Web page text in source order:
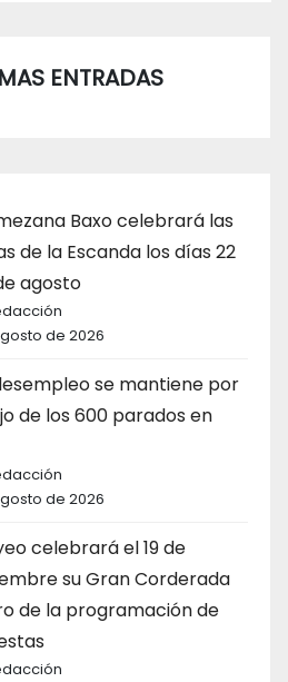
ENTRADAS
Baxo celebrará las
de la Escanda los días 22
agosto
de 2026
se mantiene por
de los 600 parados en
de 2026
celebrará el 19 de
su Gran Corderada
de la programación de